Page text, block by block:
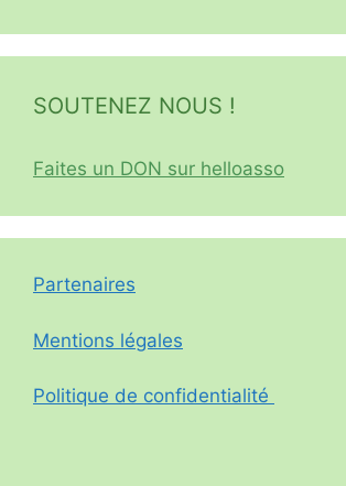
SOUTENEZ NOUS !
Faites un DON sur helloasso
Partenaires
Mentions légales
Politique de confidentialité